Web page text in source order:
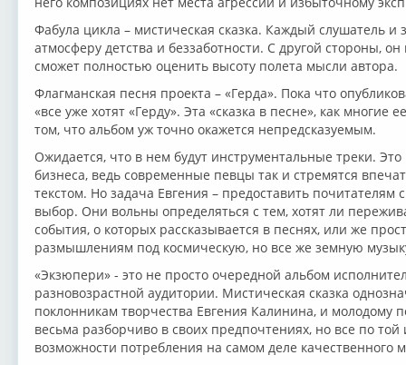
Фабула цикла – мистическая сказка. Каждый слушатель и
атмосферу детства и беззаботности. С другой стороны,
сможет полностью оценить высоту полета мысли автора.
Флагманская песня проекта – «Герда». Пока что
«все уже хотят «Герду». Эта «сказка в песне», как многие
том, что альбом уж точно окажется непредсказуемым.
Ожидается, что в нем будут инструментальные треки.
бизнеса, ведь современные певцы так и стремятся
текстом. Но задача Евгения – предоставить почитателям
выбор. Они вольны определяться с тем, хотят ли
события, о которых рассказывается в песнях, или же
размышлениям под космическую, но все же земную
«Экзюпери» - это не просто очередной альбом
разновозрастной аудитории. Мистическая сказка
поклонникам творчества Евгения Калинина, и молодому
весьма разборчиво в своих предпочтениях, но все по
возможности потребления на самом деле качественного